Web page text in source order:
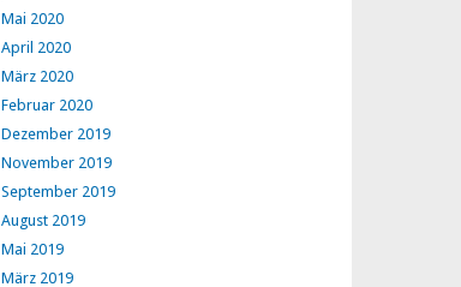
Mai 2020
April 2020
März 2020
Februar 2020
Dezember 2019
November 2019
September 2019
August 2019
Mai 2019
März 2019